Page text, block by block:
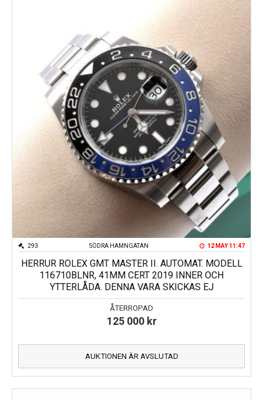
SÖDRA HAMNGATAN
293 12 MAY 11:47
HERRUR ROLEX GMT MASTER II. AUTOMAT. MODELL
116710BLNR, 41MM CERT 2019 INNER OCH
YTTERLÅDA. DENNA VARA SKICKAS EJ
ÅTERROPAD
125 000 kr
AUKTIONEN ÄR AVSLUTAD